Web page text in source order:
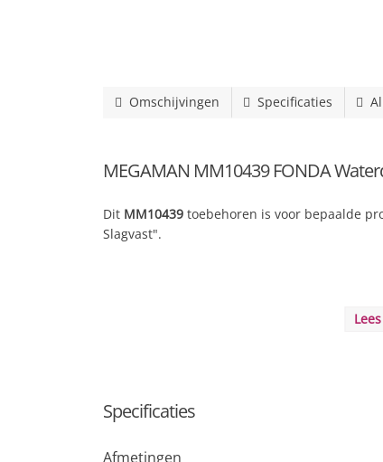
Omschijvingen Specificaties
MEGAMAN MM10439 FONDA
Dit MM10439 toebehoren is voor bepaalde
Slagvast".
Specificaties
Afmetingen